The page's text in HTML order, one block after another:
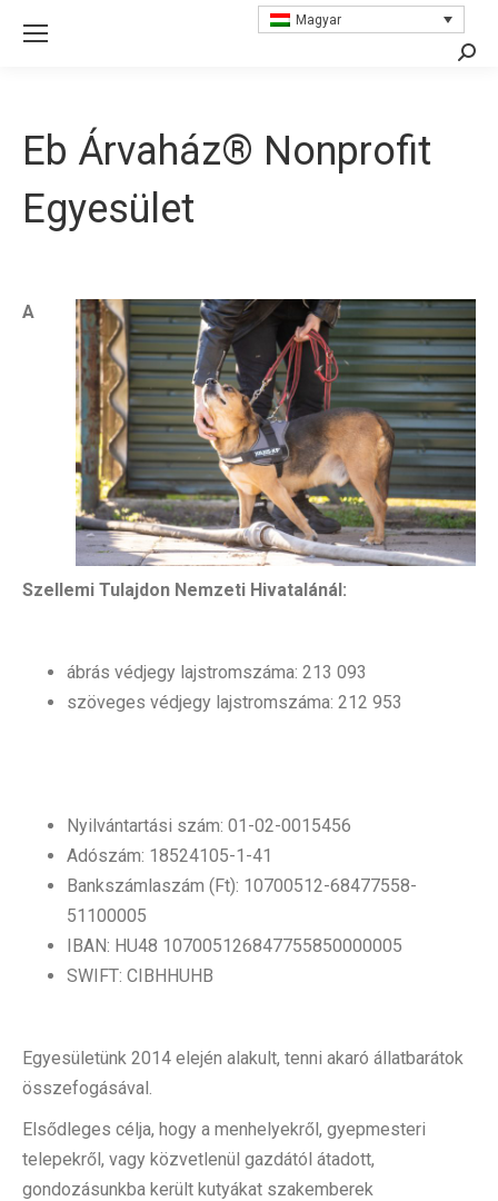
Magyar
Eb Árvaház® Nonprofit
Egyesület
A
Szellemi Tulajdon Nemzeti Hivatalánál:
ábrás védjegy lajstromszáma: 213 093
szöveges védjegy lajstromszáma: 212 953
Nyilvántartási szám: 01-02-0015456
Adószám: 18524105-1-41
Bankszámlaszám (Ft): 10700512-68477558-
51100005
IBAN: HU48 107005126847755850000005
SWIFT: CIBHHUHB
Egyesületünk 2014 elején alakult, tenni akaró állatbarátok
összefogásával.
Elsődleges célja, hogy a menhelyekről, gyepmesteri
telepekről, vagy közvetlenül gazdától átadott,
gondozásunkba került kutyákat szakemberek